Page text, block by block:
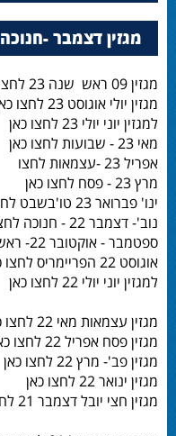
מגזין דצמבר -חנוכה 23
מגזין 09 ראש שנה 23 לחצו כאן
מגזין יולי אוגוסט 23 לחצו כאן
למגזין יוני יולי 23 לחצו כאן
מאי 23 - שבועות לחצו כאן
אפריל 23 -עצמאות לחצו
מרץ 23 - פסח לחצו כאן
ינו' פברואר 23 טו'בשבט לחצו כאן
נוב'- דצמבר 22 - חנוכה לחצו כאן
ספטמבר - אוקטובר 22- ראש השנה לחצו כאן
אוגוסט 22 הפריימריס לחצו כאן
למגזין יוני יולי 22 לחצו כאן
מגזין עצמאות מאי 22 לחצו כאן
מגזין פסח אפריל 22 לחצו כאן
מגזין פב'- מרץ 22 לחצו כאן
מגזין ינואר 22 לחצו כאן
מגזין חצי יובל דצמבר 21 לחצו כאן